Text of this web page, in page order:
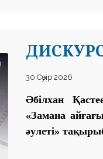
30 Сәуір 2026
Әбілхан
«Замана
әулеті»